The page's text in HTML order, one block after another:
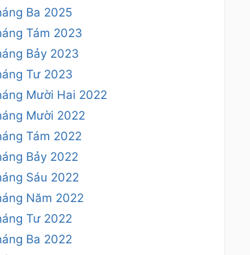
Ba 2025
Tám 2023
Bảy 2023
Tư 2023
Mười Hai 2022
Mười 2022
Tám 2022
Bảy 2022
Sáu 2022
Năm 2022
Tư 2022
Ba 2022